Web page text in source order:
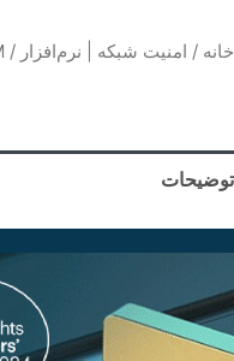
خانه / امنیت شبکه | نرم‌افزار / ARCON-PAM
توضیحات